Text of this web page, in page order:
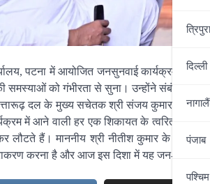
त्रिपुरा
दिल्‍ली
पंजाब
पटना में आयोजित जनसुनवाई कार्यक्रम में
समस्याओं को गंभीरता से सुना। उन्होंने संबंधित
दल के मुख्य सचेतक श्री संजय कुमार सिंह उर्फ
में आने वाली हर एक शिकायत के त्वरित
लौटते हैं। माननीय श्री नीतीश कुमार के कुशल
करना है और आज इस दिशा में यह जन-